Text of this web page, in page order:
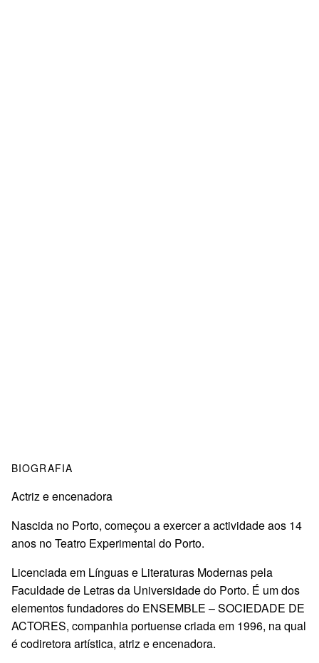
BIOGRAFIA
Actriz e encenadora
Nascida no Porto, começou a exercer a actividade aos 14
anos no Teatro Experimental do Porto.
Licenciada em Línguas e Literaturas Modernas pela
Faculdade de Letras da Universidade do Porto. É um dos
elementos fundadores do ENSEMBLE – SOCIEDADE DE
ACTORES, companhia portuense criada em 1996, na qual
é codiretora artística, atriz e encenadora.